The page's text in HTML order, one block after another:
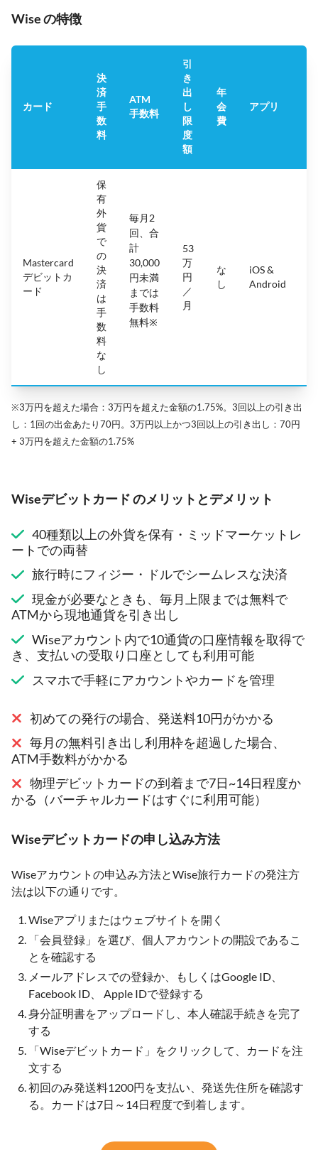
Wise の特徴
カード
決
済
手
数
料
ATM
手数料
引
き
出
し
限
度
額
年
会
費
アプリ
Mastercard
デビットカ
ード
保
有
外
貨
で
の
決
済
は
手
数
料
な
し
毎月2
回、合
計
30,000
円未満
までは
手数料
無料※
53
万
円
／
月
な
し
iOS &
Android
※3万円を超えた場合：3万円を超えた金額の1.75%。3回以上の引き出
し：1回の出金あたり70円。3万円以上かつ3回以上の引き出し：70円
+ 3万円を超えた金額の1.75%
Wiseデビットカード のメリットとデメリット
40種類以上の外貨を保有・ミッドマーケットレ
ートでの両替
旅行時にフィジー・ドルでシームレスな決済
現金が必要なときも、毎月上限までは無料で
ATMから現地通貨を引き出し
Wiseアカウント内で10通貨の口座情報を取得で
き、支払いの受取り口座としても利用可能
スマホで手軽にアカウントやカードを管理
初めての発行の場合、発送料10円がかかる
毎月の無料引き出し利用枠を超過した場合、
ATM手数料がかかる
物理デビットカードの到着まで7日~14日程度か
かる（バーチャルカードはすぐに利用可能）
Wiseデビットカードの申し込み方法
Wiseアカウントの申込み方法とWise旅行カードの発注方
法は以下の通りです。
Wiseアプリまたはウェブサイトを開く
「会員登録」を選び、個人アカウントの開設であるこ
とを確認する
メールアドレスでの登録か、もしくはGoogle ID、
Facebook ID、 Apple IDで登録する
身分証明書をアップロードし、本人確認手続きを完了
する
「Wiseデビットカード」をクリックして、カードを注
文する
初回のみ発送料1200円を支払い、発送先住所を確認す
る。カードは7日～14日程度で到着します。